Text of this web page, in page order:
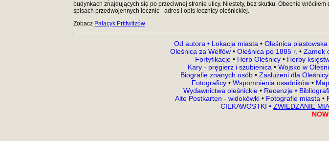
budynkach znajdujących się po przeciwnej stronie ulicy. Niestety, bez skutku. Obecnie
spisach przedwojennych lecznic - adres i opis lecznicy oleśnickiej.
Zobacz Pałącyk Prittwitzów
Od autora • Lokacja miasta • Oleśnica piastowska
Oleśnica za Welfów • Oleśnica po 1885 r. • Zamek
Fortyfikacje •Herb Oleśnicy • Herby
Kary - pręgierz i szubienica • Wojsko w
Biografie znanych osób • Zasłużeni dla Oleśnicy
Fotograficy • Wspomnienia osadników •
Wydawnictwa oleśnickie • Recenzje •
Alte Postkarten - widokówki • Fotografie miasta •
CIEKAWOSTKI • ZWIEDZANIE